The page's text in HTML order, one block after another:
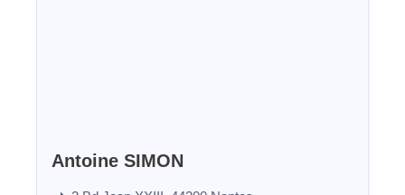
Antoine SIMON